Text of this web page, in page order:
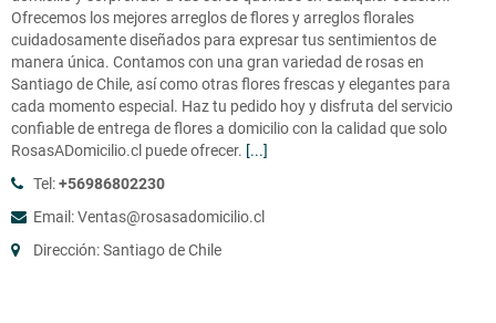
Ofrecemos los mejores arreglos de flores y arreglos florales
cuidadosamente diseñados para expresar tus sentimientos de
manera única. Contamos con una gran variedad de rosas en
Santiago de Chile, así como otras flores frescas y elegantes para
cada momento especial. Haz tu pedido hoy y disfruta del servicio
confiable de entrega de flores a domicilio con la calidad que solo
RosasADomicilio.cl puede ofrecer. [...]
Tel:+56986802230
Email: Ventas@rosasadomicilio.cl
Dirección: Santiago de Chile